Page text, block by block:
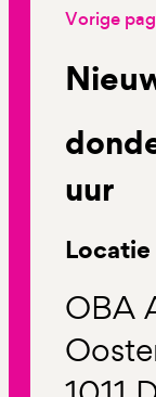
Vorige
uur
Locatie
OBA